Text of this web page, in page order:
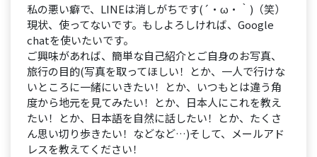
私の悪い癖で、LINEは消しがちです(´・ω・｀)（笑）
現状、使ってないです。もしよろしければ、Google
chatを使いたいです。
ご興味があれば、簡単な自己紹介とご自身のお写真、
旅行の目的(写真を取ってほしい！とか、一人で行けな
いところに一緒にいきたい！とか、いつもとは違う角
度から地元を見てみたい！とか、日本人にこれを教え
たい！とか、日本語を自然に話したい！とか、たくさ
ん思い切り歩きたい！などなど…)そして、メールアド
レスを教えてください！